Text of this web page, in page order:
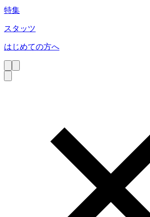
特集
スタッツ
はじめての方へ